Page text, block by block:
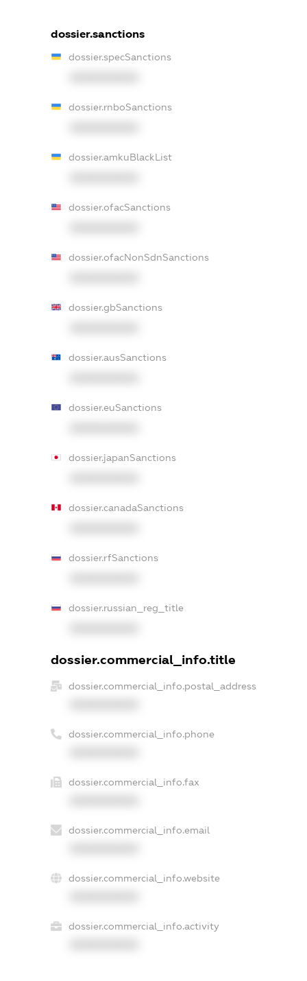
dossier.sanctions
dossier.specSanctions
dossier.rnboSanctions
dossier.amkuBlackList
dossier.ofacSanctions
dossier.ofacNonSdnSanctions
dossier.gbSanctions
dossier.ausSanctions
dossier.euSanctions
dossier.japanSanctions
dossier.canadaSanctions
dossier.rfSanctions
dossier.russian_reg_title
dossier.commercial_info.title
dossier.commercial_info.postal_address
dossier.commercial_info.phone
dossier.commercial_info.fax
dossier.commercial_info.email
dossier.commercial_info.website
dossier.commercial_info.activity